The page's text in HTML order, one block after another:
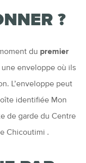
?
du premier
une enveloppe où ils
L’enveloppe peut
identifiée Mon
de garde du Centre
Chicoutimi .